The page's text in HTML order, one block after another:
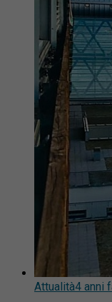
Attualità4 anni